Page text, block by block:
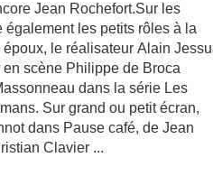
Jean Rochefort.Sur les
les petits rôles à la
le réalisateur Alain
scène Philippe de Broca
dans la série Les
Sur grand ou petit écran,
dans Pause café, de Jean
Clavier ...